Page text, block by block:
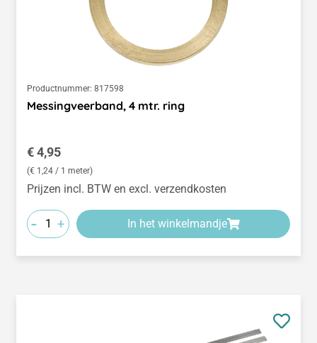
Productnummer: 817598
Messingveerband, 4 mtr. ring
Normale prijs:
€ 4,95
(€ 1,24 / 1 meter)
Prijzen incl. BTW en excl. verzendkosten
- + In het winkelmandje